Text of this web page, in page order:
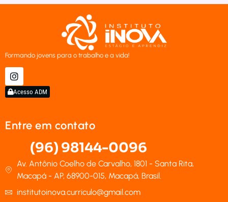
Formando jovens para o trabalho e a vida!
Acesso ADM
Entre em contato
(96) 98144-0096
Av. Antônio Coelho de Carvalho, 1801 - Santa Rita,
Macapá - AP, 68900-015, Macapá, Brasil.
institutoinova.curriculo@gmail.com